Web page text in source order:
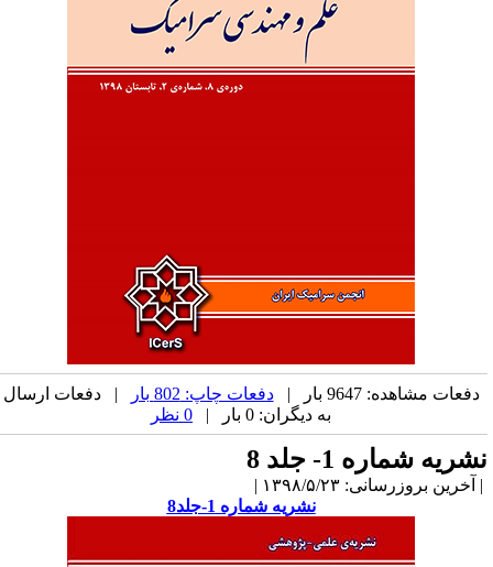
دفعات مشاهده: 9647 بار | دفعات چاپ: 802 بار
| دفعات ارسال
به دیگران: 0 بار |
شماره 1- جلد 8
بروزرسانی: ۱۳۹۸/۵/۲۳ |
نشریه شماره 1-جلد8